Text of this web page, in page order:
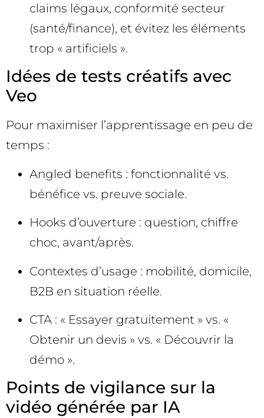
claims légaux, conformité secteur
(santé/finance), et évitez les éléments
trop « artificiels ».
Idées de tests créatifs avec
Veo
Pour maximiser l’apprentissage en peu de
temps :
Angled benefits : fonctionnalité vs.
bénéfice vs. preuve sociale.
Hooks d’ouverture : question, chiffre
choc, avant/après.
Contextes d’usage : mobilité, domicile,
B2B en situation réelle.
CTA : « Essayer gratuitement » vs. «
Obtenir un devis » vs. « Découvrir la
démo ».
Points de vigilance sur la
vidéo générée par IA